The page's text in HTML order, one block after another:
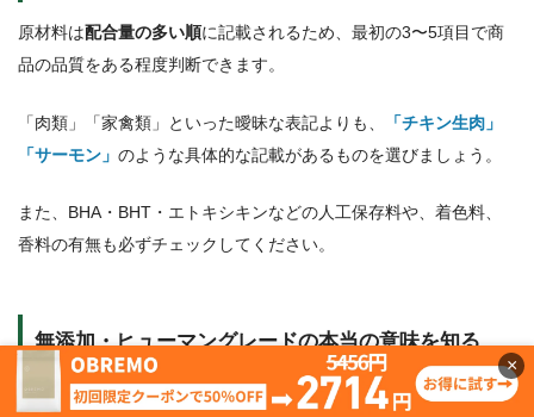
原材料は配合量の多い順に記載されるため、最初の3〜5項目で商
品の品質をある程度判断できます。
「肉類」「家禽類」といった曖昧な表記よりも、
「チキン生肉」
「サーモン」 のような具体的な記載があるものを選びましょう。
また、BHA・BHT・エトキシキンなどの人工保存料や、着色料、
香料の有無も必ずチェックしてください。
無添加・ヒューマングレードの本当の意味を知る
「無添加」という表記には法的な統一基準がない ため、何が無添
×